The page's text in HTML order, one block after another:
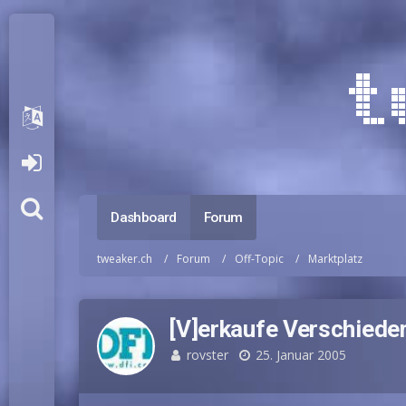
Dashboard Forum
tweaker.ch Forum Off-Topic Marktplatz
[V]erkaufe
rovster 25. Januar 2005